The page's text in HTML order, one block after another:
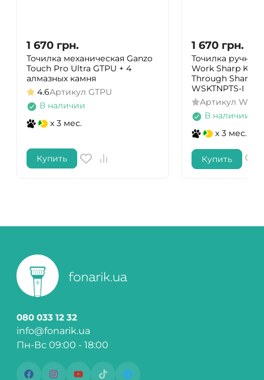
1 670 грн.
Точилка механическая Ganzo
Touch Pro Ultra GTPU + 4
алмазных камня
4.6Артикул GTPU
В наличии
x 3 мес.
Купить
1 670 грн.
Точилка ручная
Work Sharp
Through
WSKTNPTS-I
Артикул
В наличии
x 3 мес.
Купить
080 033 12 32
info@fonarik.ua
Пн-Вс 09:00 - 18:00